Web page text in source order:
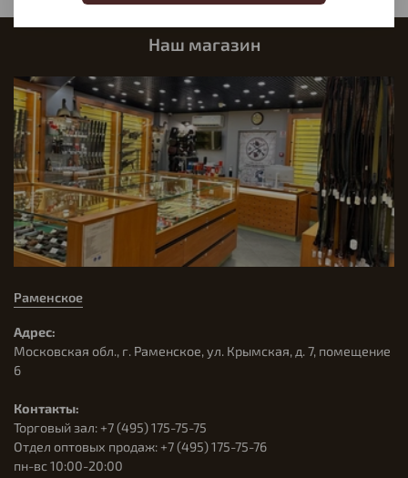
Наш магазин
Раменское
Адрес:
Московская обл., г. Раменское, ул. Крымская, д. 7, помещение
6
Контакты:
Торговый зал: +7 (495) 175-75-75
Отдел оптовых продаж: +7 (495) 175-75-76
пн-вс 10:00-20:00